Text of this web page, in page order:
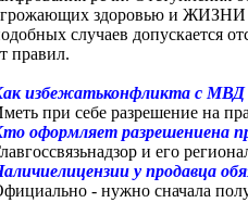
здоровью и ЖИЗНИ
случаев допускается
правил.
избежатьконфликта с МВД
при себе разрешение на
офоpмляет pазpешениена
и его
у продавца
- нужно сначала